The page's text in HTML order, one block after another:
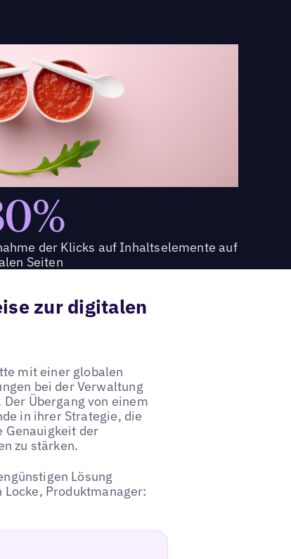
der Klicks auf Inhaltselemente auf
Seiten
zur digitalen
mit einer globalen
bei der Verwaltung
Übergang von einem
in ihrer Strategie, die
Genauigkeit der
zu stärken.
Lösung
Locke, Produktmanager: